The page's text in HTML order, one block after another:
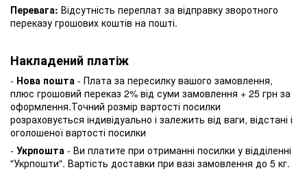
Перевага: Відсутність переплат за відправку зворотного
переказу грошових коштів на пошті.
Накладений платіж
- Нова пошта - Плата за пересилку вашого замовлення,
плюс грошовий переказ 2% від суми замовлення + 25 грн за
оформлення.Точний розмір вартості посилки
розраховується індивідуально і залежить від ваги, відстані і
оголошеної вартості посилки
- Укрпошта - Ви платите при отриманні посилки у відділенні
"Укрпошти". Вартість доставки при вазі замовлення до 5 кг.